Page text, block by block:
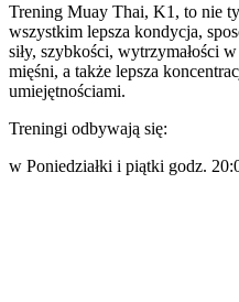
Trening Muay Thai, K1, to nie
wszystkim lepsza kondycja,
siły, szybkości, wytrzymałości
mięśni, a także lepsza
umiejętnościami.
Treningi odbywają się:
w Poniedziałki i piątki godz.